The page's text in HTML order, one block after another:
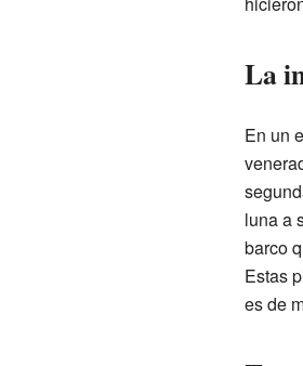
La
En un
luna a
barco
Estas
es de